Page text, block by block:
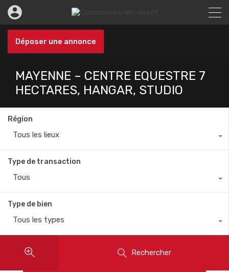
Déposer une annonce
MAYENNE – CENTRE EQUESTRE 7
HECTARES, HANGAR, STUDIO
Région
Tous les lieux
Type de transaction
Tous
Type de bien
Tous les types
Rechercher